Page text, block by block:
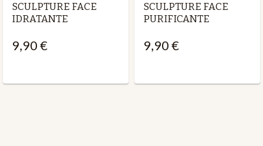
SCULPTURE FACE
IDRATANTE
9,90 €
SCULPTURE FACE
PURIFICANTE
9,90 €